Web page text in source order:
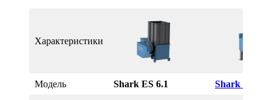
Характеристики
Модель Shark ES 6.1 Shark ES 8.1